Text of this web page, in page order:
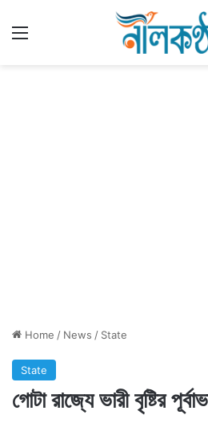
Home / News / State
State
গোটা রাজ্যে ভারী বৃষ্টির